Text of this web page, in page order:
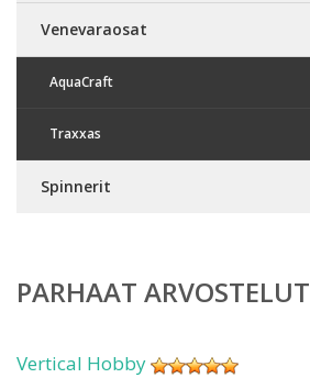
Venevaraosat
AquaCraft
Traxxas
Spinnerit
PARHAAT ARVOSTELUT
Vertical Hobby